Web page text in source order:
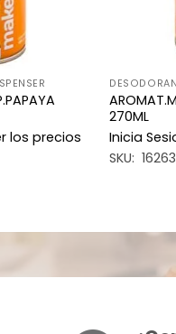
los precios
270ML
Inicia
SKU: 16263